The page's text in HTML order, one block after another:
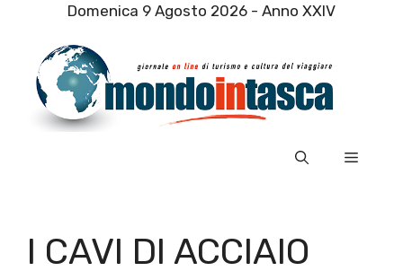
contenuto
Domenica 9 Agosto 2026 - Anno XXIV
Menu
I CAVI DI ACCIAIO